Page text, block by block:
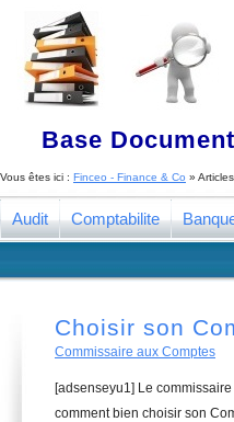
Base
Vous êtes ici : Finceo - Finance & Co »
Audit Comptabilite
Choisir son
Commissaire aux Comptes
[adsenseyu1] Le
comment bien choisir son